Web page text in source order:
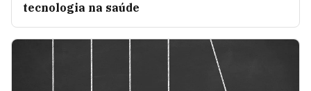
tecnologia na saúde